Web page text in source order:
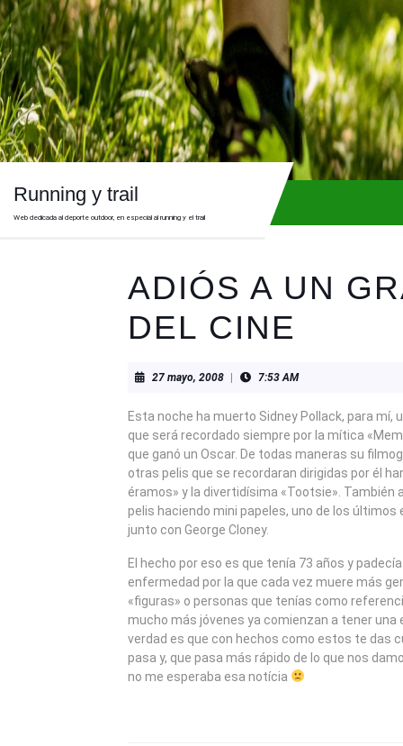
Skip
to
content
Running y trail
Web dedicada al deporte outdoor, en especial al running y el trail
ADIÓS A UN
DEL CINE
27 mayo, 200827
2008
7:53 AM
Esta noche ha muerto Sidney Pollack, para mí,
que será recordado siempre por la mítica
que ganó un Oscar. De todas maneras su
otras pelis que se recordaran dirigidas por él
éramos» y la divertidísima «Tootsie». También
pelis haciendo mini papeles, uno de los últimos
junto con George Cloney.
El hecho por eso es que tenía 73 años y
enfermedad por la que cada vez muere más
«figuras» o personas que tenías como
mucho más jóvenes ya comienzan a tener una
verdad es que con hechos como estos te das
pasa y, que pasa más rápido de lo que nos
no me esperaba esa notícia